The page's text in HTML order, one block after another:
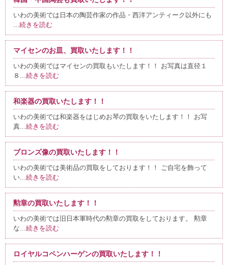
いわの美術では日本の陶芸作家の作品・西洋アンティーク以外にも
...続きを読む
マイセンのお皿、買取いたします！！
いわの美術ではマイセンの買取もいたします！！ お写真は直径１
８...続きを読む
和楽器の買取いたします！！
いわの美術では和楽器をはじめお琴の買取をいたします！！ お写
真...続きを読む
ブロンズ像の買取いたします！！
いわの美術では美術品の買取をしております！！ ご自宅を飾って
い...続きを読む
勲章の買取いたします！！
いわの美術では旧日本軍時代の勲章の買取をしております。 勲章
な...続きを読む
ロイヤルコペンハーゲンの買取いたします！！